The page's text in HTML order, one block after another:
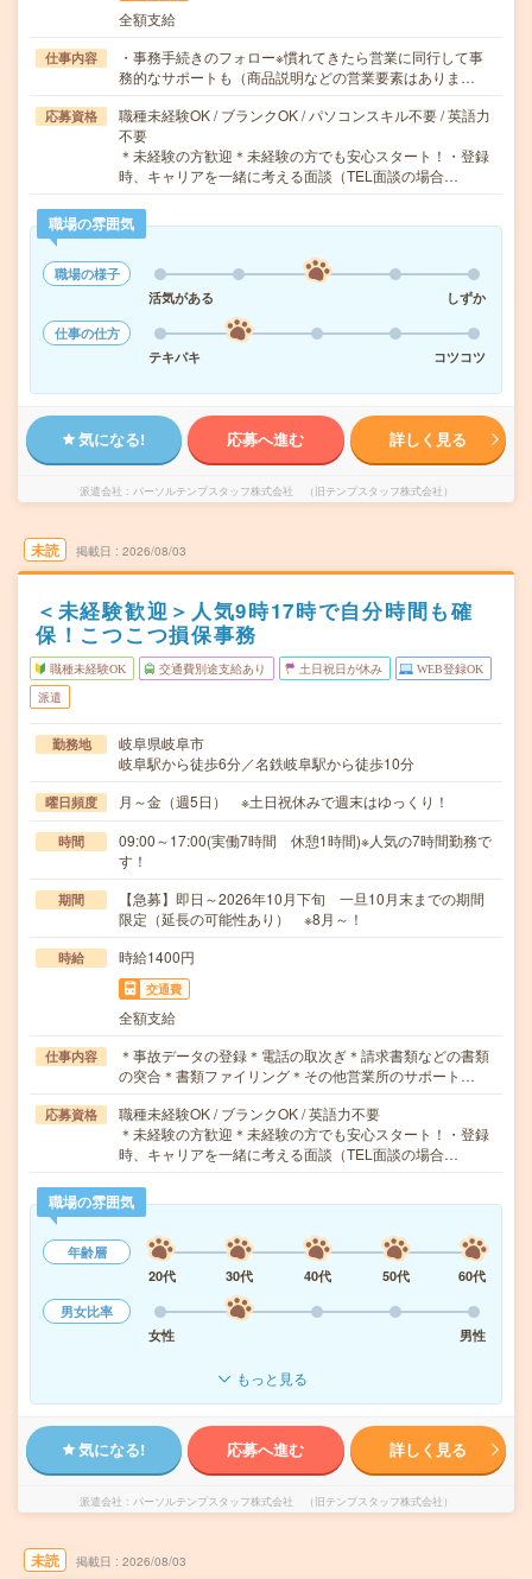
全額支給
仕事内容
・事務手続きのフォロー※慣れてきたら営業に同行して事
務的なサポートも（商品説明などの営業要素はありま…
応募資格
職種未経験OK / ブランクOK / パソコンスキル不要 / 英語力
不要
＊未経験の方歓迎＊未経験の方でも安心スタート！・登録
時、キャリアを一緒に考える面談（TEL面談の場合…
職場の雰囲気
職場の様子
活気がある
しずか
仕事の仕方
テキパキ
コツコツ
気になる! 応募へ進む 詳しく見る
派遣会社 パーソルテンプスタッフ株式会社 （旧テンプスタッフ株式会社）
未読 掲載日 2026/08/03
＜未経験歓迎＞人気9時17時で自分時間も確
保！こつこつ損保事務
職種未経験OK 交通費別途支給あり 土日祝日が休み WEB登録OK
派遣
勤務地
岐阜県岐阜市
岐阜駅から徒歩6分／名鉄岐阜駅から徒歩10分
曜日頻度 月～金（週5日） ※土日祝休みで週末はゆっくり！
時間
09:00～17:00(実働7時間 休憩1時間)※人気の7時間勤務で
す！
期間
【急募】即日～2026年10月下旬 一旦10月末までの期間
限定（延長の可能性あり） ※8月～！
時給 時給1400円
交通費
全額支給
仕事内容
＊事故データの登録＊電話の取次ぎ＊請求書類などの書類
の突合＊書類ファイリング＊その他営業所のサポート…
応募資格
職種未経験OK / ブランクOK / 英語力不要
＊未経験の方歓迎＊未経験の方でも安心スタート！・登録
時、キャリアを一緒に考える面談（TEL面談の場合…
職場の雰囲気
年齢層
20代
30代 40代 50代
60代
男女比率
女性
男性
もっと見る
気になる! 応募へ進む 詳しく見る
派遣会社 パーソルテンプスタッフ株式会社 （旧テンプスタッフ株式会社）
未読 掲載日 2026/08/03